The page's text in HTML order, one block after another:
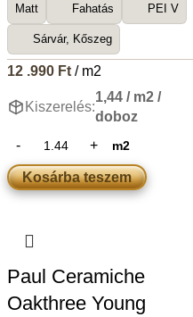
Matt Fahatás PEI V
Sárvár, Kőszeg
12 .990 Ft/ m2
Kiszerelés:
1,44 / m2 /
doboz
m2
Kosárba teszem
Paul Ceramiche
Oakthree Young